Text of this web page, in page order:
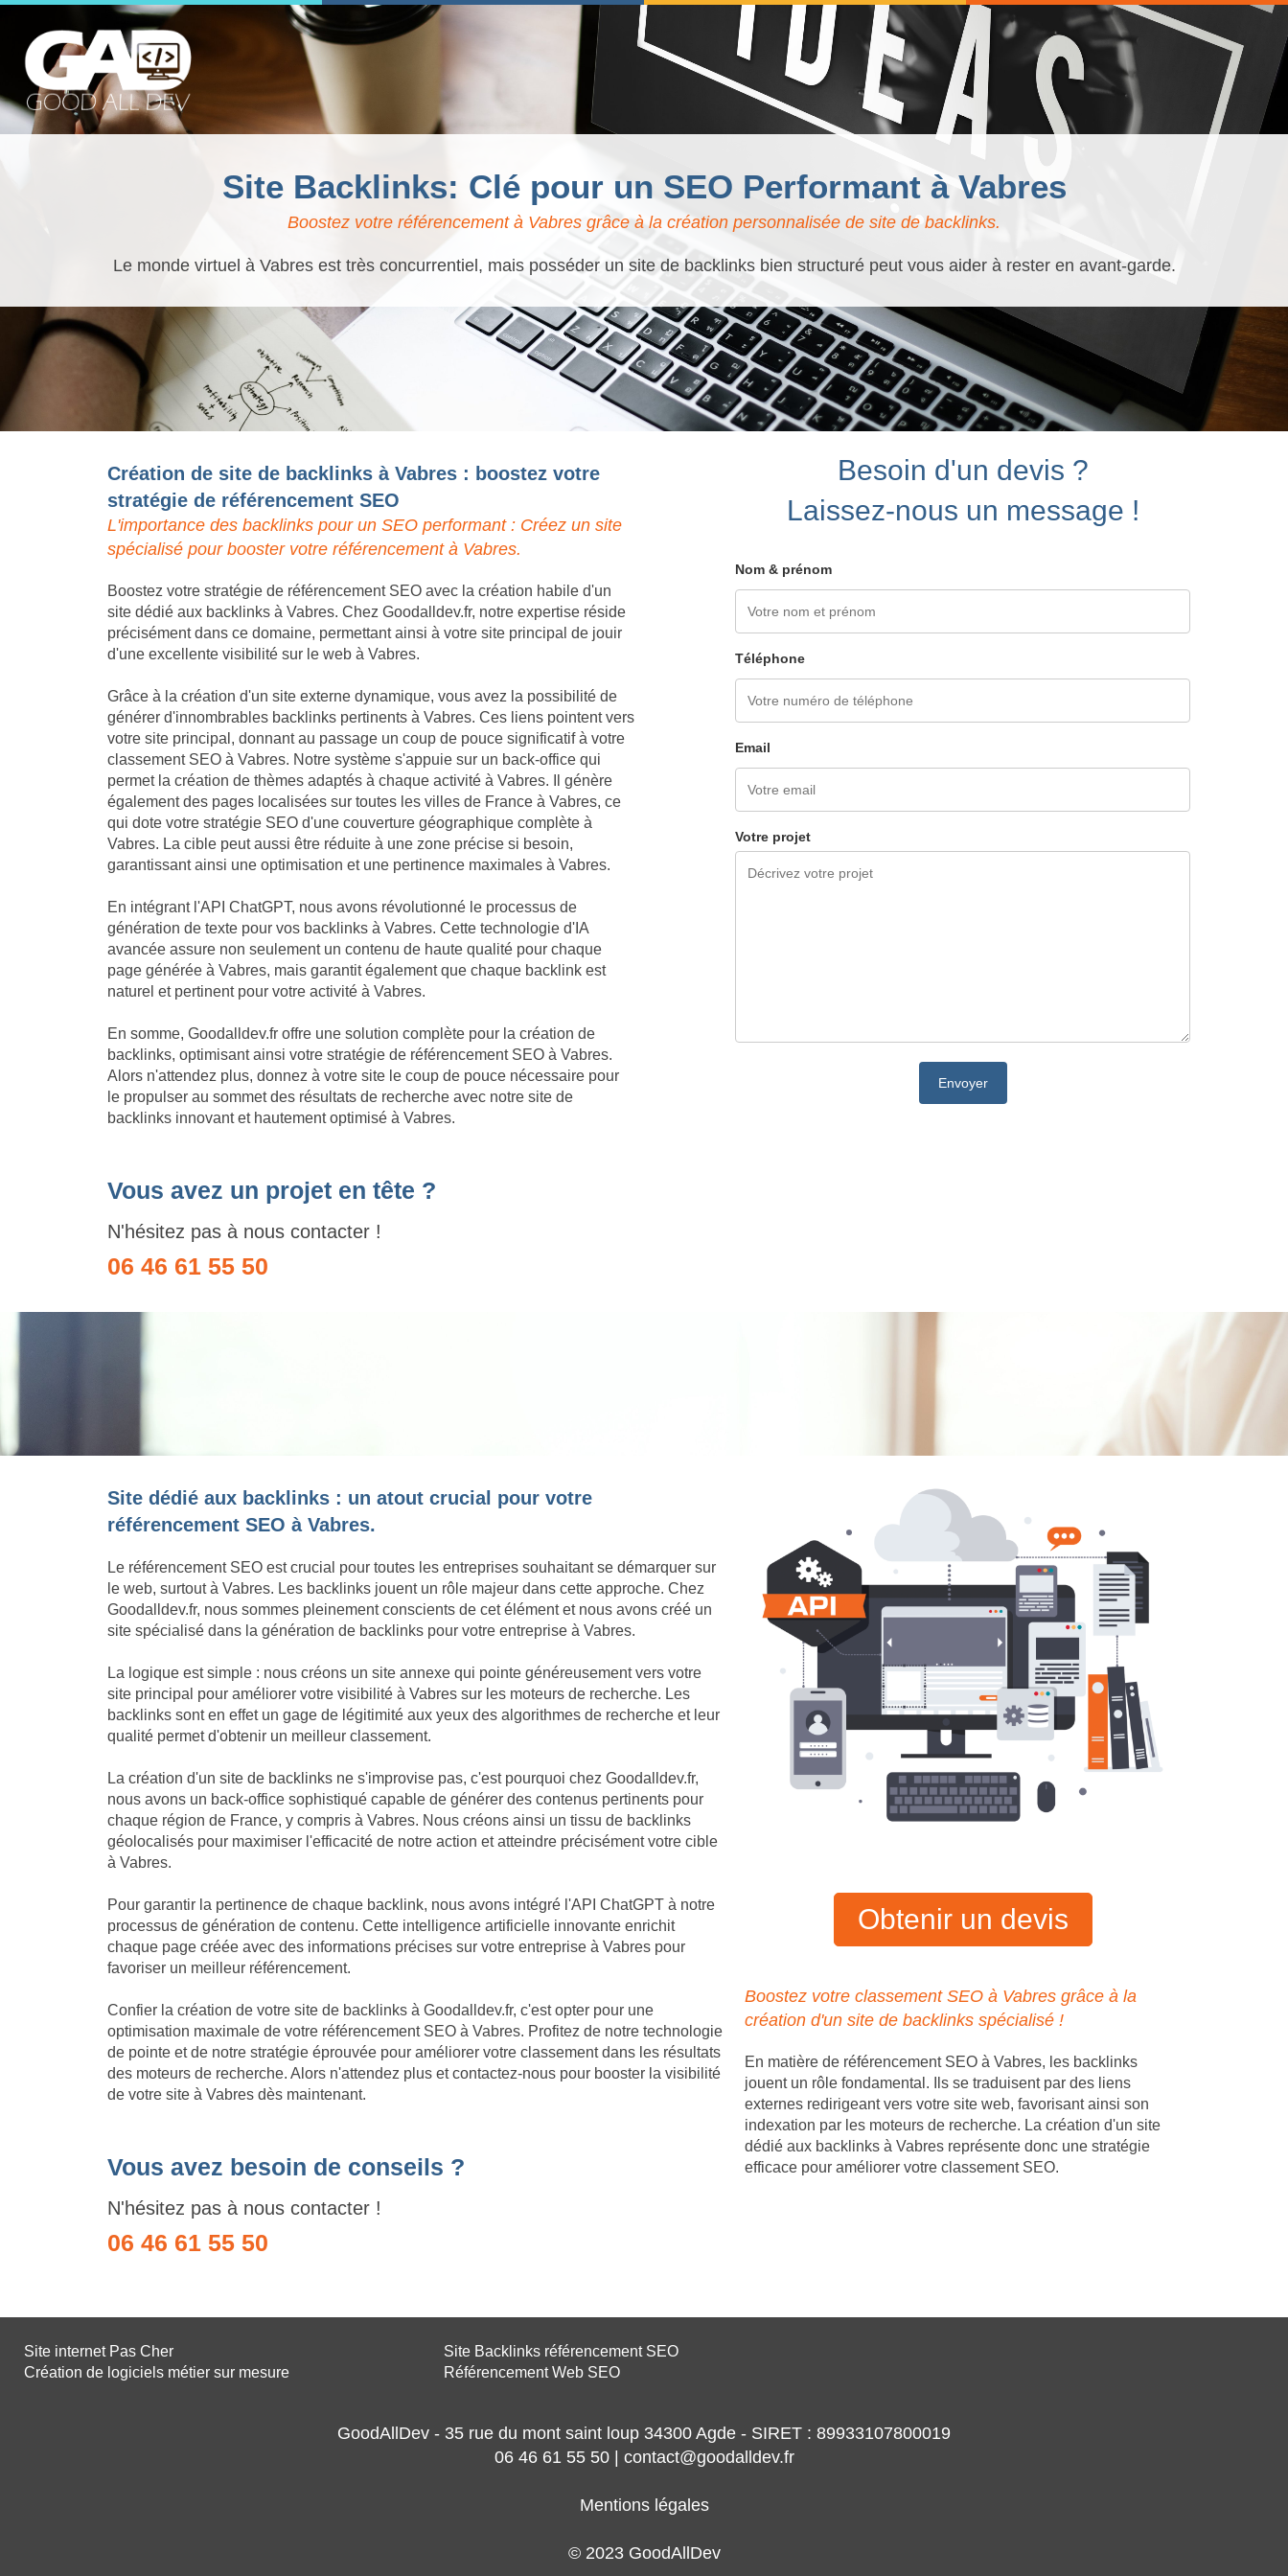
Site Backlinks: Clé pour un SEO Performant à Vabres
Boostez votre référencement à Vabres grâce à la création personnalisée de site de backlinks.
Le monde virtuel à Vabres est très concurrentiel, mais posséder un site de backlinks bien structuré peut vous aider à rester en avant-garde.
Création de site de backlinks à Vabres : boostez votre
stratégie de référencement SEO
L'importance des backlinks pour un SEO performant : Créez un site
spécialisé pour booster votre référencement à Vabres.
Boostez votre stratégie de référencement SEO avec la création habile d'un
site dédié aux backlinks à Vabres. Chez Goodalldev.fr, notre expertise réside
précisément dans ce domaine, permettant ainsi à votre site principal de jouir
d'une excellente visibilité sur le web à Vabres.
Grâce à la création d'un site externe dynamique, vous avez la possibilité de
générer d'innombrables backlinks pertinents à Vabres. Ces liens pointent vers
votre site principal, donnant au passage un coup de pouce significatif à votre
classement SEO à Vabres. Notre système s'appuie sur un back-office qui
permet la création de thèmes adaptés à chaque activité à Vabres. Il génère
également des pages localisées sur toutes les villes de France à Vabres, ce
qui dote votre stratégie SEO d'une couverture géographique complète à
Vabres. La cible peut aussi être réduite à une zone précise si besoin,
garantissant ainsi une optimisation et une pertinence maximales à Vabres.
En intégrant l'API ChatGPT, nous avons révolutionné le processus de
génération de texte pour vos backlinks à Vabres. Cette technologie d'IA
avancée assure non seulement un contenu de haute qualité pour chaque
page générée à Vabres, mais garantit également que chaque backlink est
naturel et pertinent pour votre activité à Vabres.
En somme, Goodalldev.fr offre une solution complète pour la création de
backlinks, optimisant ainsi votre stratégie de référencement SEO à Vabres.
Alors n'attendez plus, donnez à votre site le coup de pouce nécessaire pour
le propulser au sommet des résultats de recherche avec notre site de
backlinks innovant et hautement optimisé à Vabres.
Vous avez un projet en tête ?
N'hésitez pas à nous contacter !
06 46 61 55 50
Besoin d'un devis ?
Laissez-nous un message !
Nom & prénom
Téléphone
Email
Votre projet
Site dédié aux backlinks : un atout crucial pour votre
référencement SEO à Vabres.
Le référencement SEO est crucial pour toutes les entreprises souhaitant se démarquer sur
le web, surtout à Vabres. Les backlinks jouent un rôle majeur dans cette approche. Chez
Goodalldev.fr, nous sommes pleinement conscients de cet élément et nous avons créé un
site spécialisé dans la génération de backlinks pour votre entreprise à Vabres.
La logique est simple : nous créons un site annexe qui pointe généreusement vers votre
site principal pour améliorer votre visibilité à Vabres sur les moteurs de recherche. Les
backlinks sont en effet un gage de légitimité aux yeux des algorithmes de recherche et leur
qualité permet d'obtenir un meilleur classement.
La création d'un site de backlinks ne s'improvise pas, c'est pourquoi chez Goodalldev.fr,
nous avons un back-office sophistiqué capable de générer des contenus pertinents pour
chaque région de France, y compris à Vabres. Nous créons ainsi un tissu de backlinks
géolocalisés pour maximiser l'efficacité de notre action et atteindre précisément votre cible
à Vabres.
Pour garantir la pertinence de chaque backlink, nous avons intégré l'API ChatGPT à notre
processus de génération de contenu. Cette intelligence artificielle innovante enrichit
chaque page créée avec des informations précises sur votre entreprise à Vabres pour
favoriser un meilleur référencement.
Confier la création de votre site de backlinks à Goodalldev.fr, c'est opter pour une
optimisation maximale de votre référencement SEO à Vabres. Profitez de notre technologie
de pointe et de notre stratégie éprouvée pour améliorer votre classement dans les résultats
des moteurs de recherche. Alors n'attendez plus et contactez-nous pour booster la visibilité
de votre site à Vabres dès maintenant.
Vous avez besoin de conseils ?
N'hésitez pas à nous contacter !
06 46 61 55 50
Obtenir un devis
Boostez votre classement SEO à Vabres grâce à la
création d'un site de backlinks spécialisé !
En matière de référencement SEO à Vabres, les backlinks
jouent un rôle fondamental. Ils se traduisent par des liens
externes redirigeant vers votre site web, favorisant ainsi son
indexation par les moteurs de recherche. La création d'un site
dédié aux backlinks à Vabres représente donc une stratégie
efficace pour améliorer votre classement SEO.
Site internet Pas Cher
Création de logiciels métier sur mesure
Site Backlinks référencement SEO
Référencement Web SEO
GoodAllDev - 35 rue du mont saint loup 34300 Agde - SIRET : 89933107800019
06 46 61 55 50 | contact@goodalldev.fr
Mentions légales
© 2023 GoodAllDev